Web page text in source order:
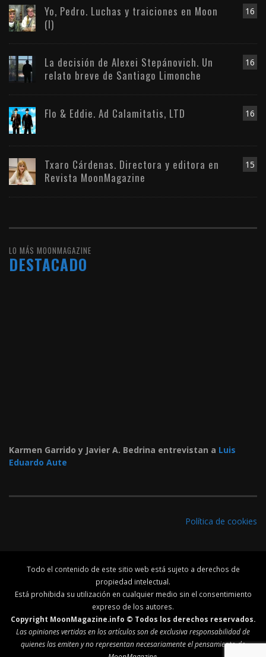
16
Yo, Pedro. Luchas y traiciones en Moon
(I)
16
La decisión de Alexei Stepánovich. Un
relato breve de Santiago Limonche
16
Flo & Eddie. Ad Calamitatis, LTD
15
Txaro Cárdenas. Directora y editora en
Revista MoonMagazine
LO MÁS MOONMAGAZINE
DESTACADO
Karmen Garrido y Javier A. Bedrina entrevistan a Luis
Eduardo Aute
Política de cookies
Todo el contenido de este sitio web está sujeto a derechos de
propiedad intelectual.
Está prohibida su utilización en cualquier medio sin el consentimiento
expreso de los autores.
Copyright MoonMagazine.info © Todos los derechos reservados.
Las opiniones vertidas en los artículos son de exclusiva responsabilidad de
quienes las emiten y no representan necesariamente el pensamiento de